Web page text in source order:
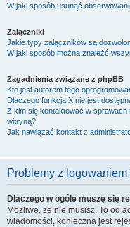
W jaki sposób usunąć
Załączniki
Jakie typy załączników są
W jaki sposób można znaleźć
Zagadnienia związane z phpBB
Kto jest autorem tego
Dlaczego funkcja X nie jest
Z kim się kontaktować w
witryną?
Jak nawiązać kontakt z
Problemy z logowaniem
Dlaczego w ogóle muszę się
Możliwe, że nie musisz. To od
wiadomości, konieczna jest